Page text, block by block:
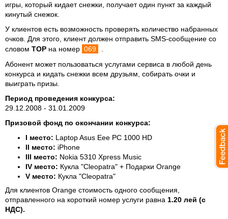
игры, который кидает снежки, получает один пункт за каждый
кинутый снежок.
У клиентов есть возможность проверять количество набранных
очков. Для этого, клиент должен отправить SMS-сообщение со
словом TOP на номер 069
Абонент может пользоваться услугами сервиса в любой день
конкурса и кидать снежки всем друзьям, собирать очки и
выиграть призы.
Период проведения конкурса:
29.12.2008 - 31.01.2009
Призовой фонд по окончании конкурса:
I место: Laptop Asus Eee PC 1000 HD
II место: iPhone
III место: Nokia 5310 Xpress Music
IV место: Кукла "Cleopatra" + Подарки Orange
V место: Кукла "Cleopatra"
Для клиентов Orange стоимость одного сообщения,
отправленного на короткий номер услуги равна 1.20 лей (с
НДС).